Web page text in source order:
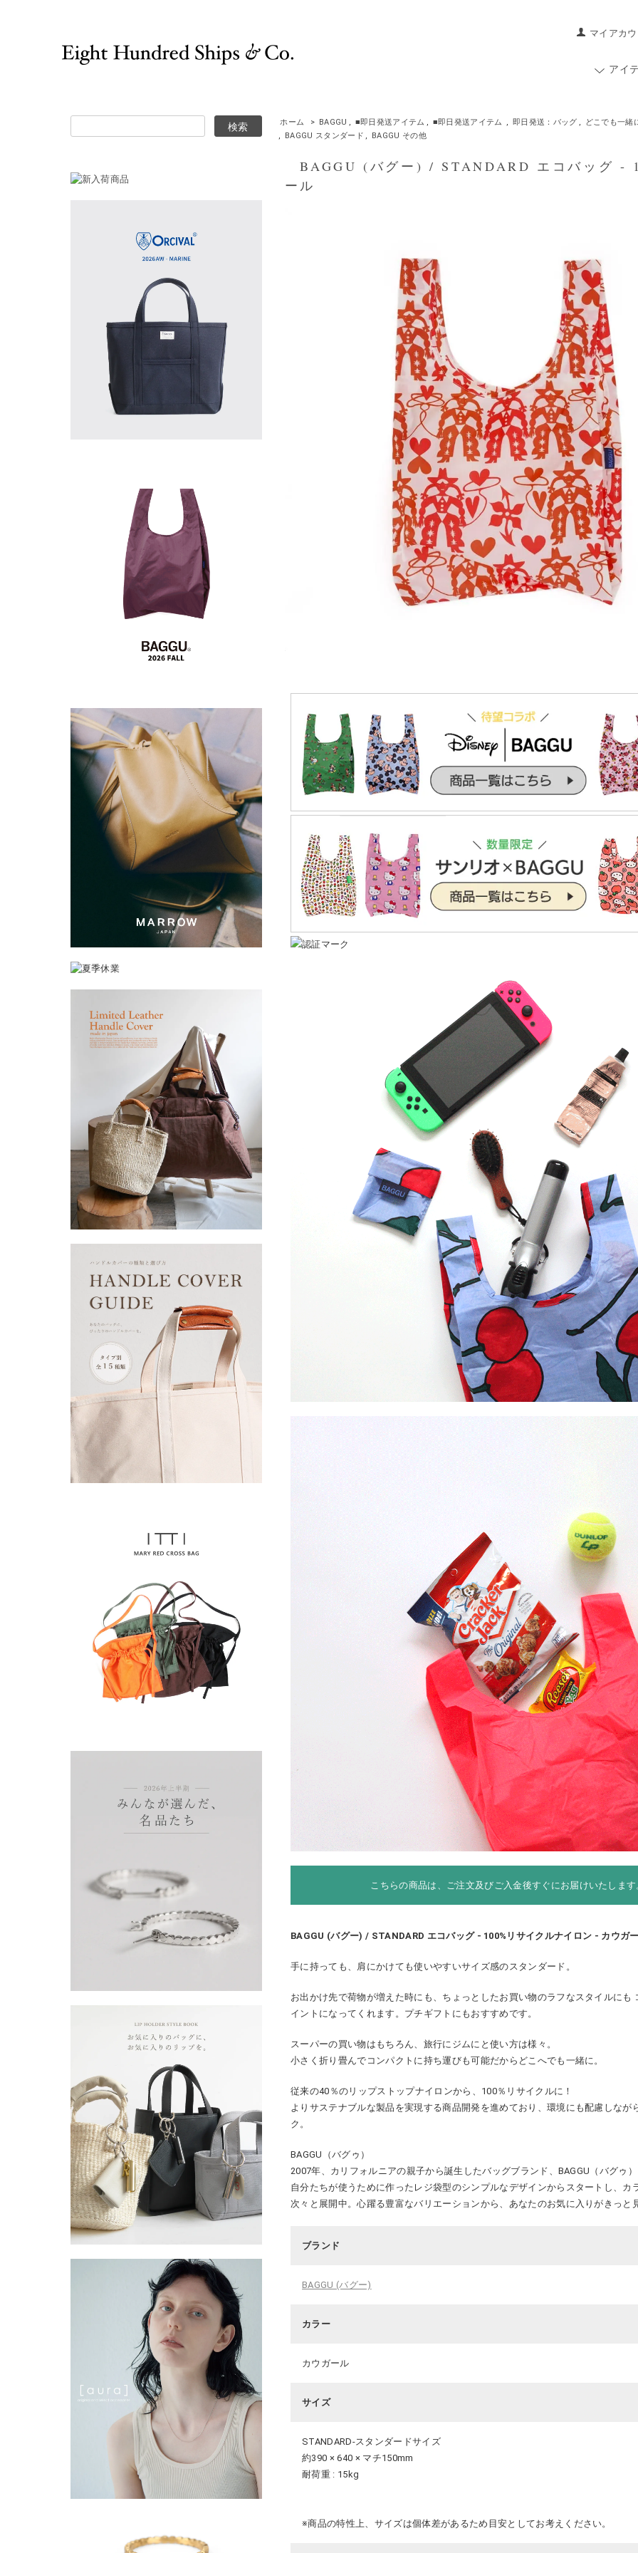
マイアカ
アイ
ホーム > BAGGU , ■即日発送アイテム , ■即日発送アイテム , 即日発送：バッグ ,
どこでも一緒
,
BAGGU スタンダード , BAGGU その他
BAGGU (バグー) / STANDARD エコバッグ -
ール
こちらの商品は、ご注文及びご入金後すぐにお届けいたします
BAGGU (バグー) / STANDARD エコバッグ - 100%リサイクルナイロン - カウガ
手に持っても、肩にかけても使いやすいサイズ感のスタンダード。
お出かけ先で荷物が増えた時にも、ちょっとしたお買い物のラフなスタイルにも
イントになってくれます。プチギフトにもおすすめです。
スーパーの買い物はもちろん、旅行にジムにと使い方は様々。
小さく折り畳んでコンパクトに持ち運びも可能だからどこへでも一緒に。
従来の40％のリップストップナイロンから、100％リサイクルに！
よりサステナブルな製品を実現する商品開発を進めており、環境にも配慮しなが
ク。
BAGGU（バグゥ）
2007年、カリフォルニアの親子から誕生したバッグブランド、BAGGU（バグゥ
自分たちが使うために作ったレジ袋型のシンプルなデザインからスタートし、カ
次々と展開中。心躍る豊富なバリエーションから、あなたのお気に入りがきっと
ブランド
BAGGU (バグー)
カラー
カウガール
サイズ
STANDARD-スタンダードサイズ
約390 × 640 × マチ150mm
耐荷重 : 15kg
※商品の特性上、サイズは個体差があるため目安としてお考えください。